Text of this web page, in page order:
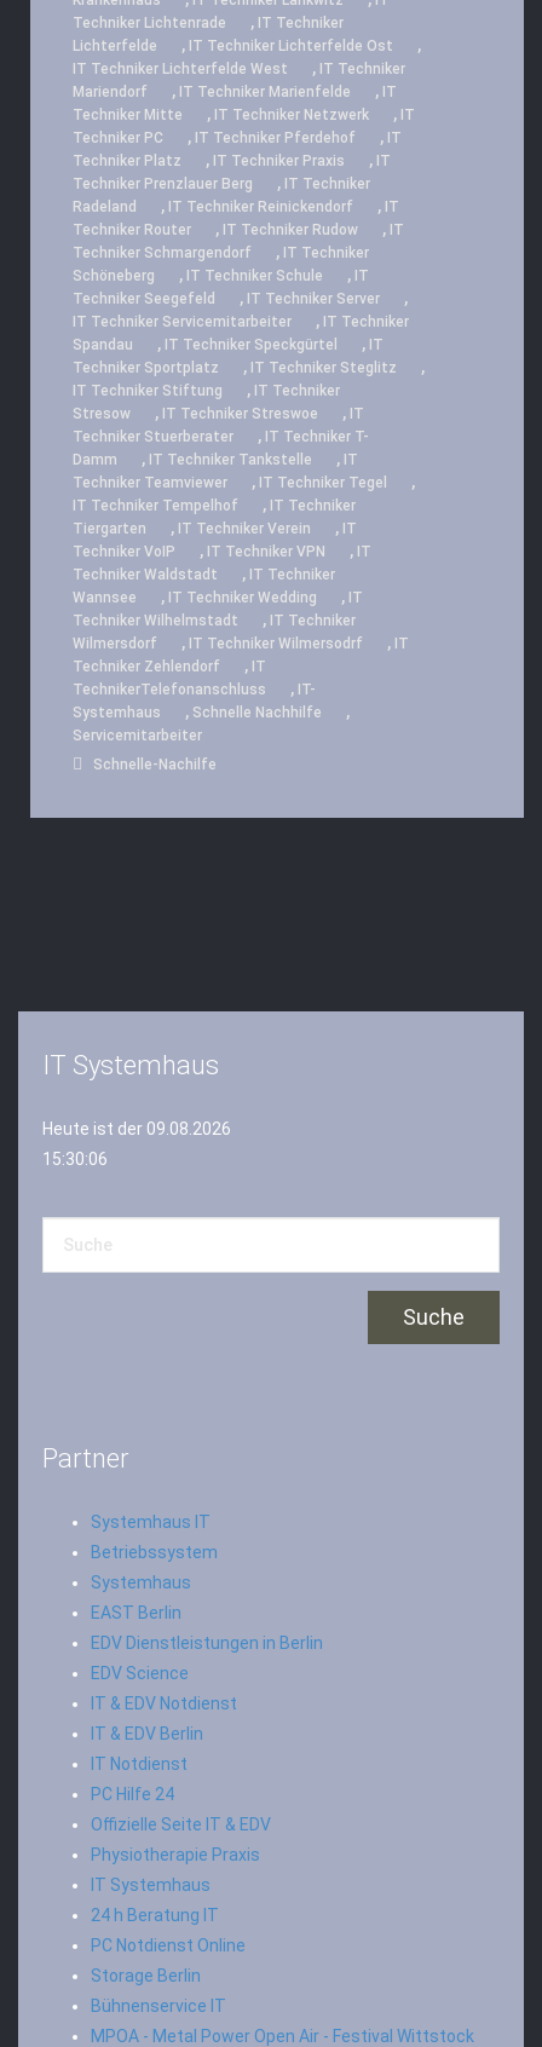
Techniker Lichtenrade
, IT Techniker
Lichterfelde
, IT Techniker Lichterfelde Ost ,
IT Techniker Lichterfelde West , IT Techniker
Mariendorf
, IT Techniker Marienfelde , IT
Techniker Mitte
, IT Techniker Netzwerk , IT
Techniker PC
, IT Techniker Pferdehof , IT
Techniker Platz
, IT Techniker Praxis , IT
Techniker Prenzlauer Berg
, IT Techniker
Radeland
, IT Techniker Reinickendorf , IT
Techniker Router
, IT Techniker Rudow , IT
Techniker Schmargendorf
, IT Techniker
Schöneberg
, IT Techniker Schule , IT
Techniker Seegefeld
, IT Techniker Server ,
IT Techniker Servicemitarbeiter , IT Techniker
Spandau
, IT Techniker Speckgürtel , IT
Techniker Sportplatz
, IT Techniker Steglitz ,
IT Techniker Stiftung , IT Techniker
Stresow
, IT Techniker Streswoe , IT
Techniker Stuerberater
, IT Techniker T-
Damm
, IT Techniker Tankstelle , IT
Techniker Teamviewer
, IT Techniker Tegel ,
IT Techniker Tempelhof , IT Techniker
Tiergarten
, IT Techniker Verein , IT
Techniker VoIP
, IT Techniker VPN , IT
Techniker Waldstadt
, IT Techniker
Wannsee
, IT Techniker Wedding , IT
Techniker Wilhelmstadt
, IT Techniker
Wilmersdorf
, IT Techniker Wilmersodrf , IT
Techniker Zehlendorf
, IT
TechnikerTelefonanschluss
, IT-
Systemhaus
, Schnelle Nachhilfe ,
Servicemitarbeiter
Schnelle-Nachilfe
IT Systemhaus
Heute ist der 09.08.2026
15:30:06
Partner
Systemhaus IT
Betriebssystem
Systemhaus
EAST Berlin
EDV Dienstleistungen in Berlin
EDV Science
IT & EDV Notdienst
IT & EDV Berlin
IT Notdienst
PC Hilfe 24
Offizielle Seite IT & EDV
Physiotherapie Praxis
IT Systemhaus
24 h Beratung IT
PC Notdienst Online
Storage Berlin
Bühnenservice IT
MPOA - Metal Power Open Air - Festival Wittstock